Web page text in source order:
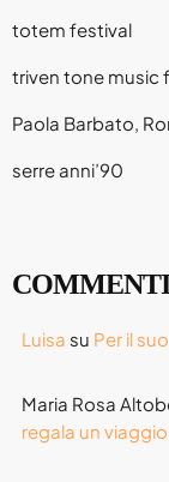
totem festival
triven tone music
Paola Barbato,
serre anni’90
Luisa su Per il
Maria Rosa
regala un viaggio